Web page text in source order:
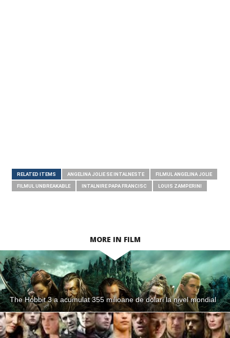
RELATED ITEMS ANGELINA JOLIE SE INTALNESTE FILMUL ANGELINA JOLIE
FILMUL UNBREAKABLE INTALNIRE PAPA FRANCISC LOUIS ZAMPERINI
MORE IN FILM
The Hobbit 3 a acumulat 355 milioane de dolari la nivel mondial